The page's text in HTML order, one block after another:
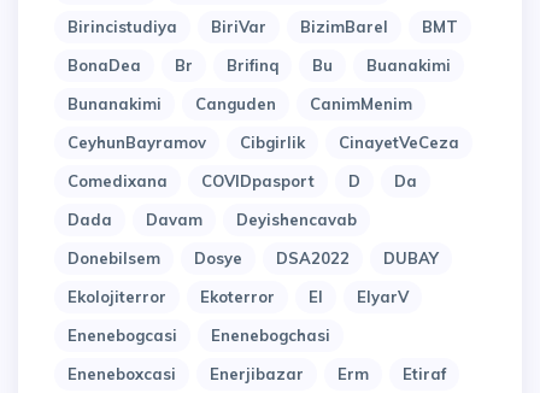
Birincistudiya
BiriVar BizimBarel
BMT
BonaDea
Br Brifinq Bu
Buanakimi
Bunanakimi
Canguden
CanimMenim
CeyhunBayramov
Cibgirlik
CinayetVeCeza
Comedixana
COVIDpasport D
Da
Dada
Davam
Deyishencavab
Donebilsem
Dosye DSA2022
DUBAY
Ekolojiterror
Ekoterror El
ElyarV
Enenebogcasi
Enenebogchasi
Eneneboxcasi
Enerjibazar Erm
Etiraf